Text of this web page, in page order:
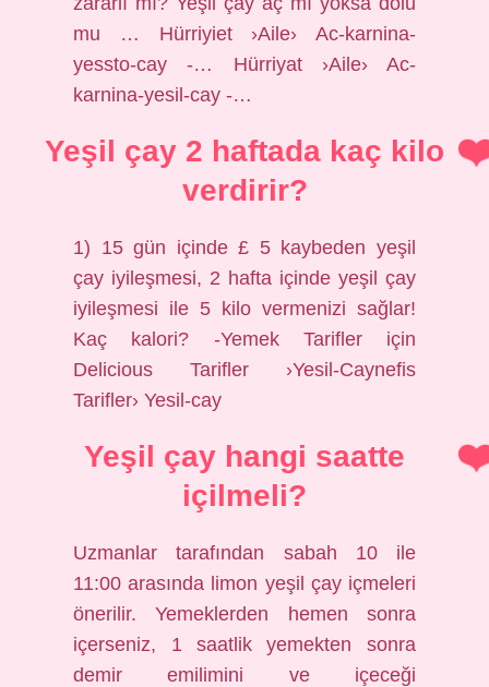
mu … Hürriyiet ›Aile› Ac-karnina-
yessto-cay -… Hürriyat ›Aile› Ac-
karnina-yesil-cay -…
Yeşil çay 2 haftada kaç kilo
verdirir?
1) 15 gün içinde £ 5 kaybeden yeşil
çay iyileşmesi, 2 hafta içinde yeşil çay
iyileşmesi ile 5 kilo vermenizi sağlar!
Kaç kalori? -Yemek Tarifler için
Delicious Tarifler ›Yesil-Caynefis
Tarifler› Yesil-cay
Yeşil çay hangi saatte
içilmeli?
Uzmanlar tarafından sabah 10 ile
11:00 arasında limon yeşil çay içmeleri
önerilir. Yemeklerden hemen sonra
içerseniz, 1 saatlik yemekten sonra
demir emilimini ve içeceği